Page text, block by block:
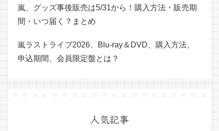
嵐、グッズ事後販売は5/31から！購入方法・販売期
間・いつ届く？まとめ
嵐ラストライブ2026、Blu-ray＆DVD、購入方法、
申込期間、会員限定盤とは？
人気記事